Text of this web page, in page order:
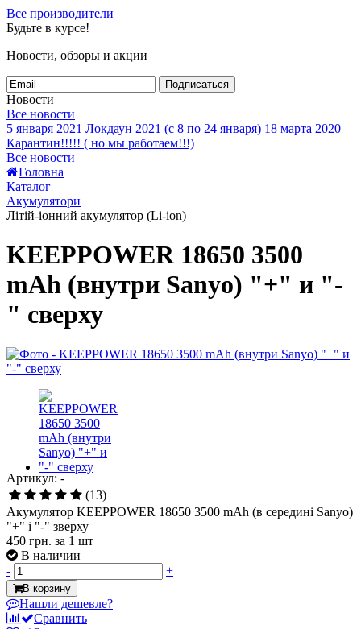
Все производители
Будьте в курсе!
Новости, обзоры и акции
Подписаться
Новости
Все новости
5 января 2021 Локдаун 2021 (с 8 по 24 января) 18 марта 2020
Карантин!!!!! ( но мы работаем!!!)
Все новости
Головна
Каталог
Акумулятори
Літій-іонний акумулятор (Li-ion)
KEEPPOWER 18650 3500
mAh (внутри Sanyo) "+" и "-
" сверху
Артикул: -
(13)
Акумулятор KEEPPOWER 18650 3500 mAh (в середині Sanyo)
"+" і "-" зверху
450 грн. за 1 шт
В наличии
-
+
В корзину
Нашли дешевле?
Сравнить